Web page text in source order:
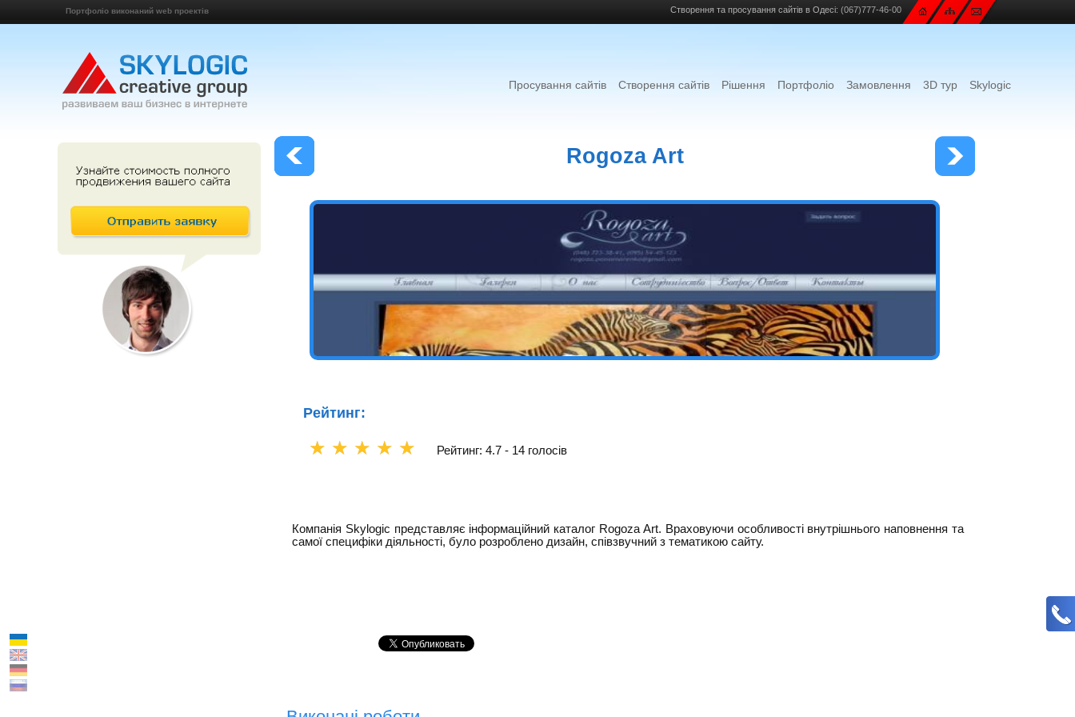
Портфоліо виконаний web проектів Створення та просування сайтів в Одесі: (067)777-46-00
Просування сайтів Створення сайтів Рішення Портфоліо Замовлення 3D тур Skylogic
Rogoza Art
Рейтинг:
☆
☆
☆
☆
☆ Рейтинг: 4.7 - 14 голосів
Компанія Skylogic представляє інформаційний каталог Rogoza Art. Враховуючи особливості внутрішнього наповнення та
самої специфіки діяльності, було розроблено дизайн, співзвучний з тематикою сайту.